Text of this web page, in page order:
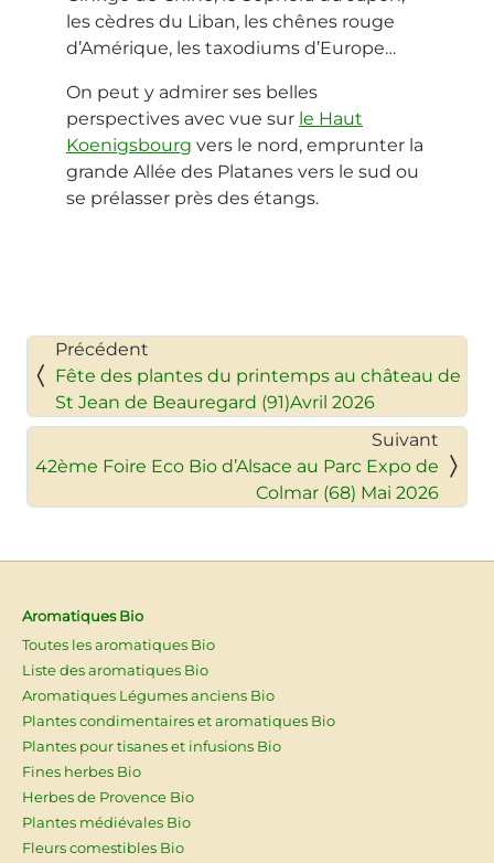
les cèdres du Liban, les chênes rouge
d’Amérique, les taxodiums d’Europe…
On peut y admirer ses belles
perspectives avec vue sur le Haut
Koenigsbourg vers le nord, emprunter la
grande Allée des Platanes vers le sud ou
se prélasser près des étangs.
Précédent
Fête des plantes du printemps au château de
St Jean de Beauregard (91)Avril 2026
Suivant
42ème Foire Eco Bio d’Alsace au Parc Expo de
Colmar (68) Mai 2026
Aromatiques Bio
Toutes les aromatiques Bio
Liste des aromatiques Bio
Aromatiques Légumes anciens Bio
Plantes condimentaires et aromatiques Bio
Plantes pour tisanes et infusions Bio
Fines herbes Bio
Herbes de Provence Bio
Plantes médiévales Bio
Fleurs comestibles Bio